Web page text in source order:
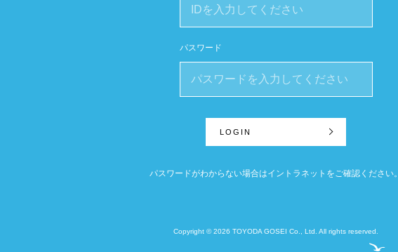
パスワード
パスワードがわからない場合はイントラネットをご確認ください。
Copyright © 2026 TOYODA GOSEI Co., Ltd. All rights reserved.